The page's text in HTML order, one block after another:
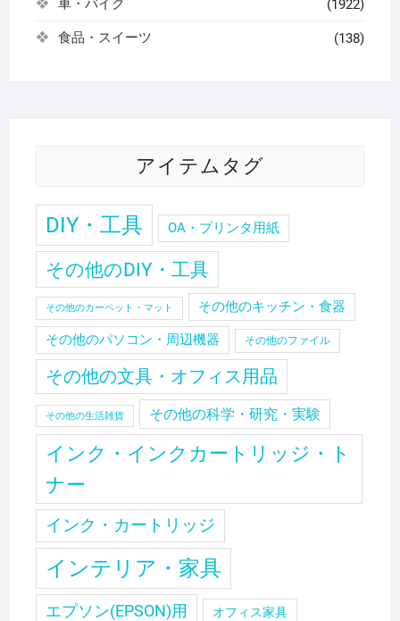
車・バイク (1922)
食品・スイーツ (138)
アイテムタグ
DIY・工具 OA・プリンタ用紙
その他のDIY・工具
その他のカーペット・マット その他のキッチン・食器
その他のパソコン・周辺機器 その他のファイル
その他の文具・オフィス用品
その他の生活雑貨 その他の科学・研究・実験
インク・インクカートリッジ・ト
ナー
インク・カートリッジ
インテリア・家具
エプソン(EPSON)用 オフィス家具